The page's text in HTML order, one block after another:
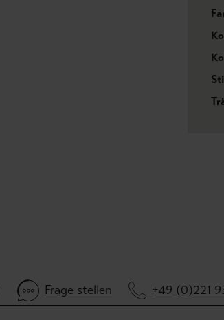
Frage stellen +49 (0)221